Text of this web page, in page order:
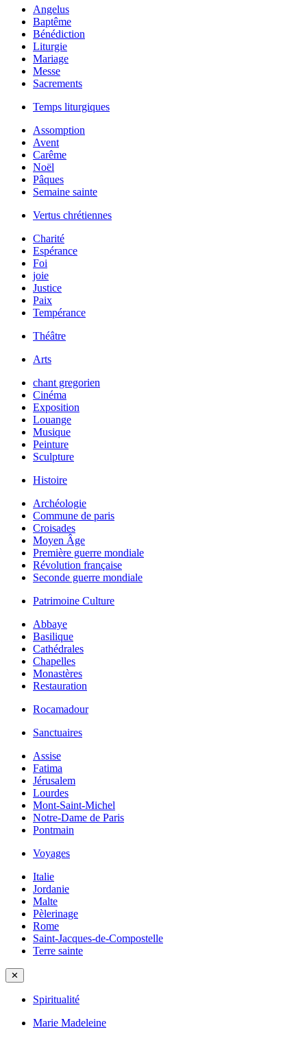
Angelus
Baptême
Bénédiction
Liturgie
Mariage
Messe
Sacrements
Temps liturgiques
Assomption
Avent
Carême
Noël
Pâques
Semaine sainte
Vertus chrétiennes
Charité
Espérance
Foi
joie
Justice
Paix
Tempérance
Théâtre
Arts
chant gregorien
Cinéma
Exposition
Louange
Musique
Peinture
Sculpture
Histoire
Archéologie
Commune de paris
Croisades
Moyen Âge
Première guerre mondiale
Révolution française
Seconde guerre mondiale
Patrimoine Culture
Abbaye
Basilique
Cathédrales
Chapelles
Monastères
Restauration
Rocamadour
Sanctuaires
Assise
Fatima
Jérusalem
Lourdes
Mont-Saint-Michel
Notre-Dame de Paris
Pontmain
Voyages
Italie
Jordanie
Malte
Pèlerinage
Rome
Saint-Jacques-de-Compostelle
Terre sainte
✕
Spiritualité
Marie Madeleine